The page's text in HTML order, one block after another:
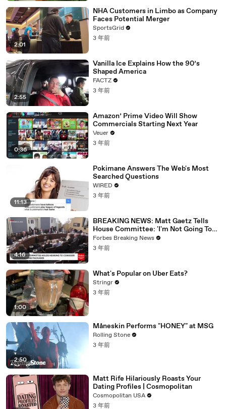
2:01
NHA Customers in Limbo as Company
Faces Potential Merger
SportsGrid
3 年前
2:55
Vanilla Ice Explains How the 90’s
Shaped America
FACTZ
3 年前
0:36
Amazon’ Prime Video Will Show
Commercials Starting Next Year
Veuer
3 年前
11:13
Pokimane Answers The Web's Most
Searched Questions
WIRED
3 年前
4:16
BREAKING NEWS: Matt Gaetz Tells
House Committee: 'I'm Not Going To
Vote For A Continuing Resolution'
Forbes Breaking News
3 年前
1:00
What's Popular on Uber Eats?
Stringr
3 年前
2:50
Måneskin Performs "HONEY" at MSG
Rolling Stone
3 年前
Matt Rife Hilariously Roasts Your
Dating Profiles | Cosmopolitan
Cosmopolitan USA
3 年前